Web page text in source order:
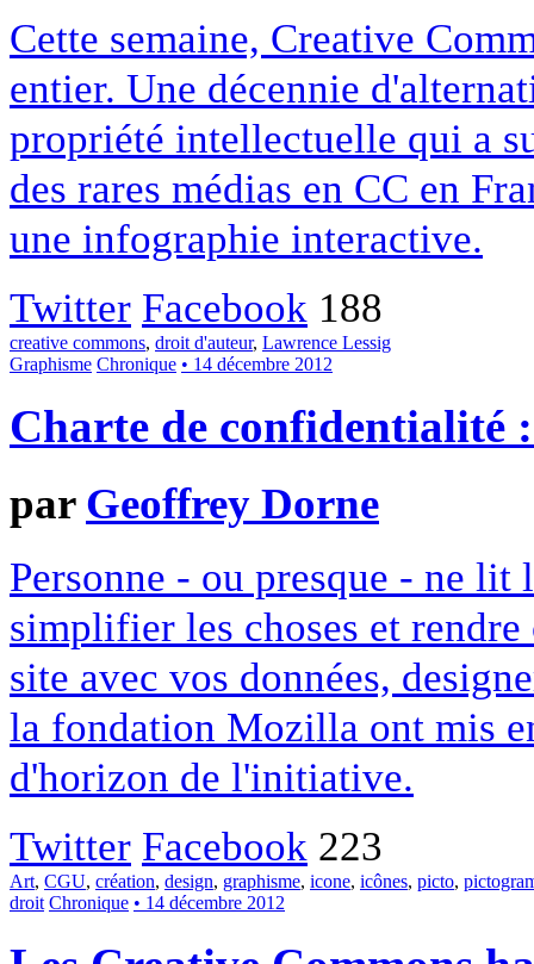
Cette semaine, Creative
entier. Une décennie
propriété intellectuelle qui a
des rares médias en CC en
une infographie interactive.
Twitter Facebook 188
creative commons, droit d'auteur, Lawrence Lessig
Graphisme Chronique • 14 décembre 2012
Charte de confidentialité
par Geoffrey Dorne
Personne - ou presque - ne
simplifier les choses et
site avec vos données,
la fondation Mozilla ont mis
d'horizon de l'initiative.
Twitter Facebook 223
Art, CGU, création, design, graphisme, icone, icônes, picto,
droit Chronique • 14 décembre 2012